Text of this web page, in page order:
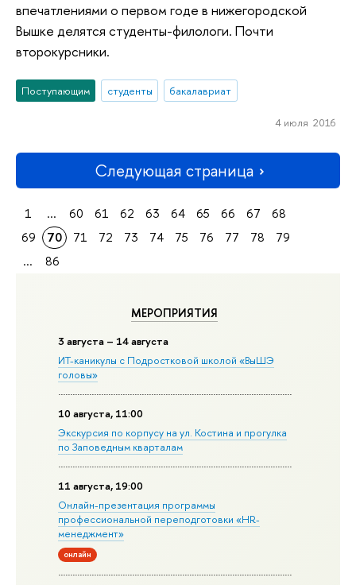
МЕРОПРИЯТИЯ
3 августа – 14 августа
ИТ-каникулы с Подростковой школой «ВыШЭ
головы»
10 августа, 11:00
Экскурсия по корпусу на ул. Костина и прогулка
по Заповедным кварталам
11 августа, 19:00
Онлайн-презентация программы
профессиональной переподготовки «HR-
менеджмент»
онлайн
впечатлениями о первом годе в нижегородской
Вышке делятся студенты-филологи. Почти
второкурсники.
Поступающим студенты бакалавриат
4 июля 2016
Следующая страница
1 ... 60 61 62 63 64 65 66 67
68
69
70 71 72 73 74 75 76 77 78
79
...
86